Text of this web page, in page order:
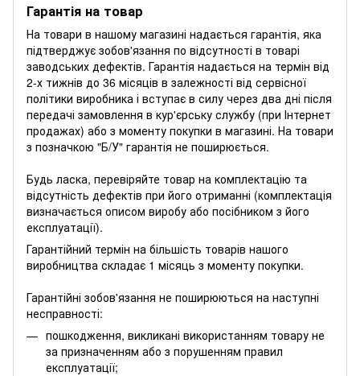
Гарантія на товар
На товари в нашому магазині надається гарантія, яка
підтверджує зобов'язання по відсутності в товарі
заводських дефектів. Гарантія надається на термін від
2-х тижнів до 36 місяців в залежності від сервісної
політики виробника і вступає в силу через два дні після
передачі замовлення в кур'єрську службу (при Інтернет
продажах) або з моменту покупки в магазині. На товари
з позначкою "Б/У" гарантія не поширюється.
Будь ласка, перевіряйте товар на комплектацію та
відсутність дефектів при його отриманні (комплектація
визначається описом виробу або посібником з його
експлуатації).
Гарантійний термін на більшість товарів нашого
виробництва складає 1 місяць з моменту покупки.
Гарантійні зобов'язання не поширюються на наступні
несправності:
пошкодження, викликані використанням товару не
за призначенням або з порушенням правил
експлуатації;